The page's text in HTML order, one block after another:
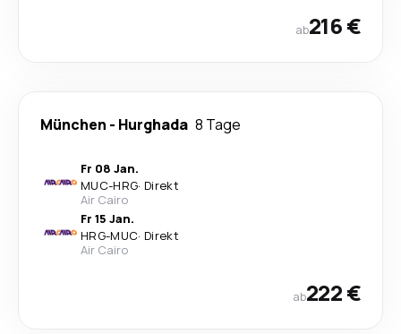
ab216 €
München - Hurghada 8 Tage
Fr 08 Jan.
MUC-HRG· Direkt
Air Cairo
Fr 15 Jan.
HRG-MUC· Direkt
Air Cairo
ab222 €